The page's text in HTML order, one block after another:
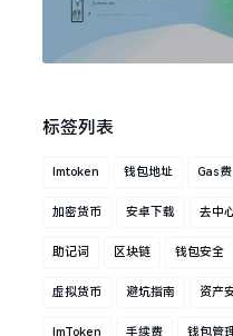
标签列表
Imtoken 钱包地址 Gas费
加密货币 安卓下载 去中
助记词 区块链 钱包安全
虚拟货币 避坑指南 资产
ImToken 手续费 钱包管